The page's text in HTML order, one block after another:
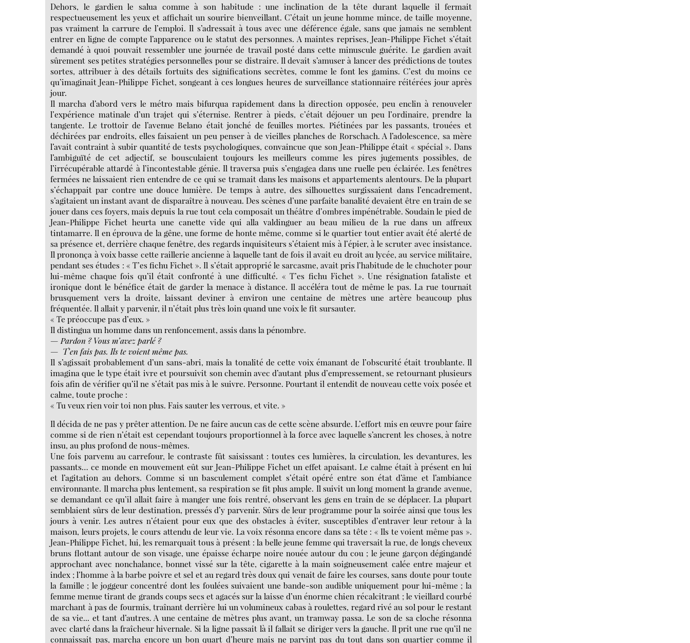
Dehors, le gardien le salua comme à son habitude : une inclination de la tête durant laquelle il fermait
respectueusement les yeux et affichait un sourire bienveillant. C’était un jeune homme mince, de taille moyenne,
pas vraiment la carrure de l’emploi. Il s’adressait à tous avec une déférence égale, sans que jamais ne semblent
entrer en ligne de compte l’apparence ou le statut des personnes. A maintes reprises, Jean-Philippe Fichet s’était
demandé à quoi pouvait ressembler une journée de travail posté dans cette minuscule guérite. Le gardien avait
sûrement ses petites stratégies personnelles pour se distraire. Il devait s’amuser à lancer des prédictions de toutes
sortes, attribuer à des détails fortuits des significations secrètes, comme le font les gamins. C’est du moins ce
qu’imaginait Jean-Philippe Fichet, songeant à ces longues heures de surveillance stationnaire réitérées jour après
jour.
Il marcha d’abord vers le métro mais bifurqua rapidement dans la direction opposée, peu enclin à renouveler
l’expérience matinale d’un trajet qui s’éternise. Rentrer à pieds, c’était déjouer un peu l’ordinaire, prendre la
tangente. Le trottoir de l’avenue Belano était jonché de feuilles mortes. Piétinées par les passants, trouées et
déchirées par endroits, elles faisaient un peu penser à de vieilles planches de Rorschach. A l’adolescence, sa mère
l’avait contraint à subir quantité de tests psychologiques, convaincue que son Jean-Philippe était « spécial ». Dans
l’ambiguïté de cet adjectif, se bousculaient toujours les meilleurs comme les pires jugements possibles, de
l’irrécupérable attardé à l’incontestable génie. Il traversa puis s’engagea dans une ruelle peu éclairée. Les fenêtres
fermées ne laissaient rien entendre de ce qui se tramait dans les maisons et appartements alentours. De la plupart
s’échappait par contre une douce lumière. De temps à autre, des silhouettes surgissaient dans l’encadrement,
s’agitaient un instant avant de disparaître à nouveau. Des scènes d’une parfaite banalité devaient être en train de se
jouer dans ces foyers, mais depuis la rue tout cela composait un théâtre d’ombres impénétrable. Soudain le pied de
Jean-Philippe Fichet heurta une canette vide qui alla valdinguer au beau milieu de la rue dans un affreux
tintamarre. Il en éprouva de la gêne, une forme de honte même, comme si le quartier tout entier avait été alerté de
sa présence et, derrière chaque fenêtre, des regards inquisiteurs s’étaient mis à l’épier, à le scruter avec insistance.
Il prononça à voix basse cette raillerie ancienne à laquelle tant de fois il avait eu droit au lycée, au service militaire,
pendant ses études : « T’es fichu Fichet ». Il s’était approprié le sarcasme, avait pris l’habitude de le chuchoter pour
lui-même chaque fois qu’il était confronté à une difficulté. « T’es fichu Fichet ». Une résignation fataliste et
ironique dont le bénéfice était de garder la menace à distance. Il accéléra tout de même le pas. La rue tournait
brusquement vers la droite, laissant deviner à environ une centaine de mètres une artère beaucoup plus
fréquentée. Il allait y parvenir, il n’était plus très loin quand une voix le fit sursauter.
« Te préoccupe pas d’eux. »
Il distingua un homme dans un renfoncement, assis dans la pénombre.
— Pardon ? Vous m’avez parlé ?
— T’en fais pas. Ils te voient même pas.
Il s’agissait probablement d’un sans-abri, mais la tonalité de cette voix émanant de l’obscurité était troublante. Il
imagina que le type était ivre et poursuivit son chemin avec d’autant plus d’empressement, se retournant plusieurs
fois afin de vérifier qu’il ne s’était pas mis à le suivre. Personne. Pourtant il entendit de nouveau cette voix posée et
calme, toute proche :
« Tu veux rien voir toi non plus. Fais sauter les verrous, et vite. »
Il décida de ne pas y prêter attention. De ne faire aucun cas de cette scène absurde. L’effort mis en œuvre pour faire
comme si de rien n’était est cependant toujours proportionnel à la force avec laquelle s’ancrent les choses, à notre
insu, au plus profond de nous-mêmes.
Une fois parvenu au carrefour, le contraste fût saisissant : toutes ces lumières, la circulation, les devantures, les
passants… ce monde en mouvement eût sur Jean-Philippe Fichet un effet apaisant. Le calme était à présent en lui
et l’agitation au dehors. Comme si un basculement complet s’était opéré entre son état d’âme et l’ambiance
environnante. Il marcha plus lentement, sa respiration se fit plus ample. Il suivit un long moment la grande avenue,
se demandant ce qu’il allait faire à manger une fois rentré, observant les gens en train de se déplacer. La plupart
semblaient sûrs de leur destination, pressés d’y parvenir. Sûrs de leur programme pour la soirée ainsi que tous les
jours à venir. Les autres n’étaient pour eux que des obstacles à éviter, susceptibles d’entraver leur retour à la
maison, leurs projets, le cours attendu de leur vie. La voix résonna encore dans sa tête : « Ils te voient même pas ».
Jean-Philippe Fichet, lui, les remarquait tous à présent : la belle jeune femme qui traversait la rue, de longs cheveux
bruns flottant autour de son visage, une épaisse écharpe noire nouée autour du cou ; le jeune garçon dégingandé
approchant avec nonchalance, bonnet vissé sur la tête, cigarette à la main soigneusement calée entre majeur et
index ; l’homme à la barbe poivre et sel et au regard très doux qui venait de faire les courses, sans doute pour toute
la famille ; le joggeur concentré dont les foulées suivaient une bande-son audible uniquement pour lui-même ; la
femme menue tirant de grands coups secs et agacés sur la laisse d’un énorme chien récalcitrant ; le vieillard courbé
marchant à pas de fourmis, traînant derrière lui un volumineux cabas à roulettes, regard rivé au sol pour le restant
de sa vie... et tant d’autres. A une centaine de mètres plus avant, un tramway passa. Le son de sa cloche résonna
avec clarté dans la fraîcheur hivernale. Si la ligne passait là il fallait se diriger vers la gauche. Il prit une rue qu’il ne
connaissait pas, marcha encore un bon quart d’heure mais ne parvint pas du tout dans son quartier comme il